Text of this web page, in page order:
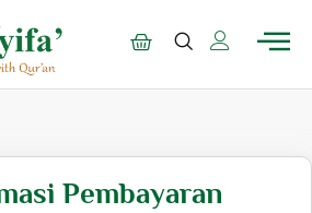
Pembayaran